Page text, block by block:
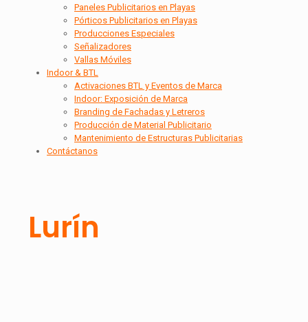
Paneles Publicitarios en Playas
Pórticos Publicitarios en Playas
Producciones Especiales
Señalizadores
Vallas Móviles
Indoor & BTL
Activaciones BTL y Eventos de Marca
Indoor: Exposición de Marca
Branding de Fachadas y Letreros
Producción de Material Publicitario
Mantenimiento de Estructuras Publicitarias
Contáctanos
Lurín